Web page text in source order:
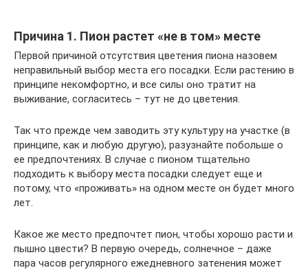
Причина 1. Пион растет «не в том» месте
Первой причиной отсутствия цветения пиона назовем
неправильный выбор места его посадки. Если растению в
принципе некомфортно, и все силы оно тратит на
выживание, согласитесь – тут не до цветения.
Так что прежде чем заводить эту культуру на участке (в
принципе, как и любую другую), разузнайте побольше о
ее предпочтениях. В случае с пионом тщательно
подходить к выбору места посадки следует еще и
потому, что «проживать» на одном месте он будет много
лет.
Какое же место предпочтет пион, чтобы хорошо расти и
пышно цвести? В первую очередь, солнечное – даже
пара часов регулярного ежедневного затенения может